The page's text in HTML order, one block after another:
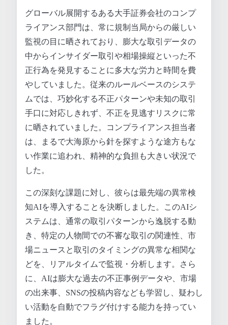
グローバル展開するある大手証券会社のコンプ
ライアンス部門は、常に規制当局からの厳しい
監視の目に晒されており、膨大な取引データの
中からインサイダー取引や相場操縦といった不
正行為を発見することに多大な労力と時間を費
やしていました。従来のルールベースのシステ
ムでは、巧妙化する不正パターンや未知の取引
手口に対応しきれず、不正を見逃すリスクに常
に晒されていました。コンプライアンス担当者
は、まるで大海原から針を探すような途方もな
い作業に追われ、精神的な負担も大きい状況で
した。
この深刻な課題に対し、彼らは最先端の異常検
知AIを導入することを決断しました。このAIシ
ステムは、通常の取引パターンから逸脱する動
き、特定の人物間での不審な取引の関連性、市
場ニュースと取引のタイミングの異常な相関な
どを、リアルタイムで監視・分析します。さら
に、AIは膨大な過去の不正事例データや、市場
の出来事、SNSの投稿内容なども学習し、疑わし
い活動を自動でフラグ付けする能力を持ってい
ました。